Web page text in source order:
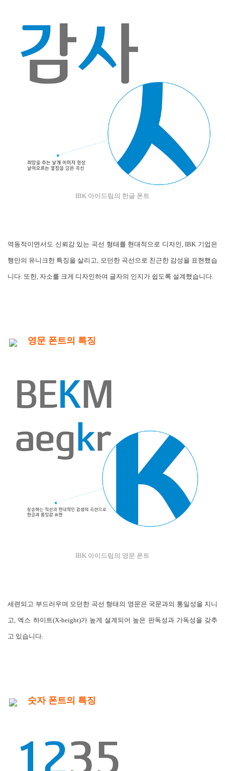
IBK 아이드림의 한글 폰트
역동적이면서도 신뢰감 있는 곡선 형태를 현대적으로 디자인, IBK 기업은
행만의 유니크한 특징을 살리고, 모던한 곡선으로 친근한 감성을 표현했습
니다. 또한, 자소를 크게 디자인하여 글자의 인지가 쉽도록 설계했습니다.
영문 폰트의 특징
IBK 아이드림의 영문 폰트
세련되고 부드러우며 모던한 곡선 형태의 영문은 국문과의 통일성을 지니
고, 엑스 하이트(X-height)가 높게 설계되어 높은 판독성과 가독성을 갖추
고 있습니다.
숫자 폰트의 특징